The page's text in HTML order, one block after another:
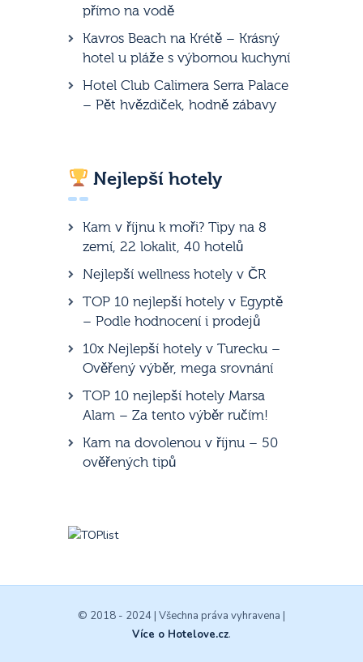
přímo na vodě
Kavros Beach na Krétě – Krásný
hotel u pláže s výbornou kuchyní
Hotel Club Calimera Serra Palace
– Pět hvězdiček, hodně zábavy
Nejlepší hotely
Kam v říjnu k moři? Tipy na 8
zemí, 22 lokalit, 40 hotelů
Nejlepší wellness hotely v ČR
TOP 10 nejlepší hotely v Egyptě
– Podle hodnocení i prodejů
10x Nejlepší hotely v Turecku –
Ověřený výběr, mega srovnání
TOP 10 nejlepší hotely Marsa
Alam – Za tento výběr ručím!
Kam na dovolenou v říjnu – 50
ověřených tipů
© 2018 - 2024 | Všechna práva vyhravena |
Více o Hotelove.cz.